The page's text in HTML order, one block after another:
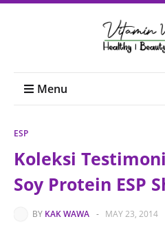
Menu
ESP
Koleksi
Soy Protein ESP
BY KAK WAWA - MAY 23, 2014